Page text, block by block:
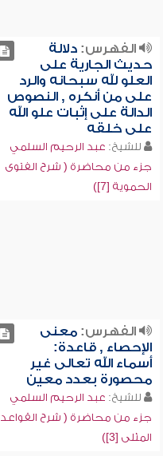
الفهرس:دلالة
حديث الجارية على
العلو لله سبحانه والرد
على من أنكره , النصوص
الدالة على إثبات علو الله
على خلقه
للشيخ: عبد الرحيم السلمي
جزء من محاضرة ( شرح الفتوى
الحموية [7])
الفهرس:معنى
الإحصاء , قاعدة:
أسماء الله تعالى غير
محصورة بعدد معين
للشيخ: عبد الرحيم السلمي
جزء من محاضرة ( شرح القواعد
المثلى [3])